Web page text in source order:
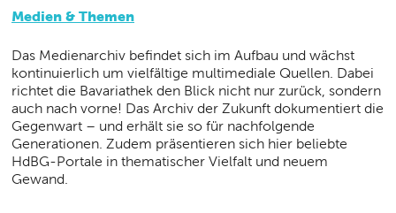
Medien & Themen
Das Medienarchiv befindet sich im Aufbau und wächst
kontinuierlich um vielfältige multimediale Quellen. Dabei
richtet die Bavariathek den Blick nicht nur zurück, sondern
auch nach vorne! Das Archiv der Zukunft dokumentiert die
Gegenwart – und erhält sie so für nachfolgende
Generationen. Zudem präsentieren sich hier beliebte
HdBG-Portale in thematischer Vielfalt und neuem
Gewand.